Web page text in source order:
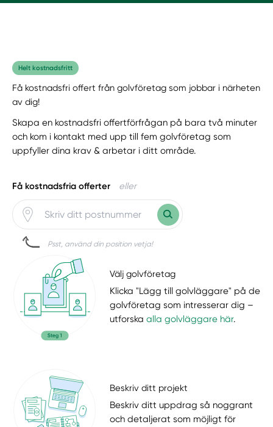
Helt kostnadsfritt
Få kostnadsfri offert från golvföretag som jobbar i närheten
av dig!
Skapa en kostnadsfri offertförfrågan på bara två minuter
och kom i kontakt med upp till fem golvföretag som
uppfyller dina krav & arbetar i ditt område.
Få kostnadsfria offerter eller
Psst, använd din position vetja!
Välj golvföretag
Klicka "Lägg till golvläggare" på de
golvföretag som intresserar dig –
utforskaalla golvläggare här.
Beskriv ditt projekt
Beskriv ditt uppdrag så noggrant
och detaljerat som möjligt för